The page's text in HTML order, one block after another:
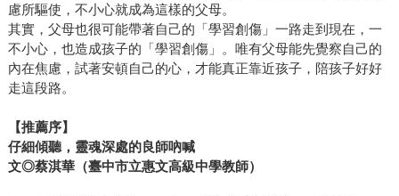
慮所驅使，不小心就成為這樣的父母。
其實，父母也很可能帶著自己的「學習創傷」一路走到現在，一
不小心，也造成孩子的「學習創傷」。唯有父母能先覺察自己的
內在焦慮，試著安頓自己的心，才能真正靠近孩子，陪孩子好好
走這段路。
【推薦序】
仔細傾聽，靈魂深處的良師吶喊
文◎蔡淇華（臺中市立惠文高級中學教師）